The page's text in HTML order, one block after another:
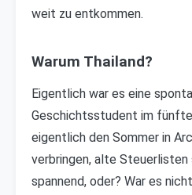
weit zu entkommen.
Warum Thailand?
Eigentlich war es eine
Geschichtsstudent im
eigentlich den Sommer in
verbringen, alte Steuerlisten
spannend, oder? War es